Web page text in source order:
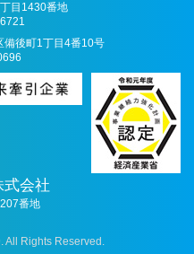
目1430番地
備後町1丁目4番10号
式会社
番地
All Rights Reserved.